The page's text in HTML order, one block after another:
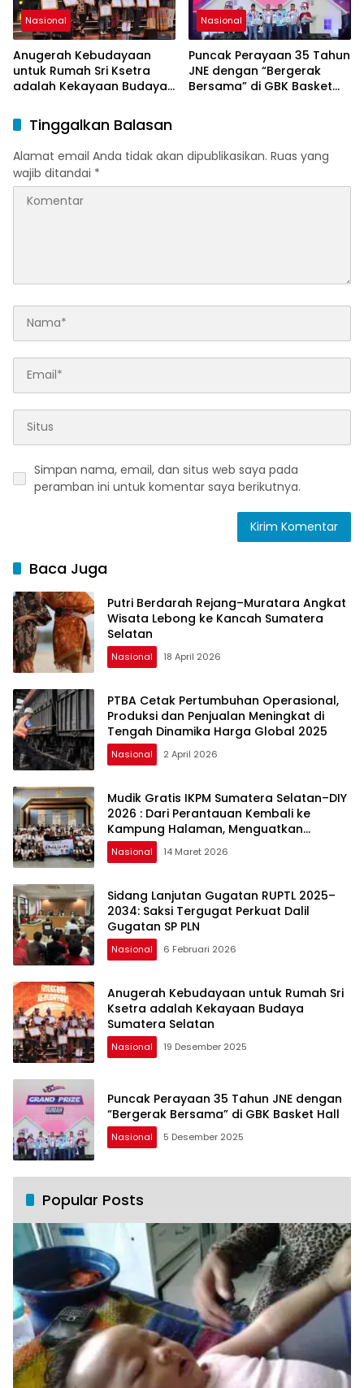
Nasional
Anugerah Kebudayaan
untuk Rumah Sri Ksetra
adalah Kekayaan Budaya
Nasional
Puncak Perayaan 35 Tahun
JNE dengan “Bergerak
Bersama” di GBK Basket
Tinggalkan Balasan
Alamat email Anda tidak akan dipublikasikan. Ruas yang
wajib ditandai *
Simpan nama, email, dan situs web saya pada
peramban ini untuk komentar saya berikutnya.
Baca Juga
Putri Berdarah Rejang–Muratara Angkat
Wisata Lebong ke Kancah Sumatera
Selatan
Nasional 18 April 2026
PTBA Cetak Pertumbuhan Operasional,
Produksi dan Penjualan Meningkat di
Tengah Dinamika Harga Global 2025
Nasional 2 April 2026
Mudik Gratis IKPM Sumatera Selatan–DIY
2026 : Dari Perantauan Kembali ke
Kampung Halaman, Menguatkan
Silaturahmi dan Harapan
Nasional 14 Maret 2026
Sidang Lanjutan Gugatan RUPTL 2025–
2034: Saksi Tergugat Perkuat Dalil
Gugatan SP PLN
Nasional 6 Februari 2026
Anugerah Kebudayaan untuk Rumah Sri
Ksetra adalah Kekayaan Budaya
Sumatera Selatan
Nasional 19 Desember 2025
Puncak Perayaan 35 Tahun JNE dengan
“Bergerak Bersama” di GBK Basket Hall
Nasional 5 Desember 2025
Popular Posts